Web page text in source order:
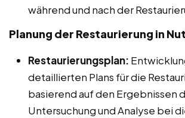
während und nach der
Planung der Restaurierung in
Restaurierungsplan:
detaillierten Plans für die
basierend auf den Ergebnissen
Untersuchung und Analyse bei